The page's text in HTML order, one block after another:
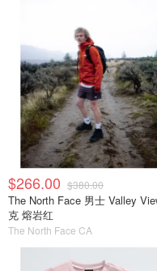
$266.00 $380.00
The North Face 男士 Valley
克 熔岩红
The North Face CA